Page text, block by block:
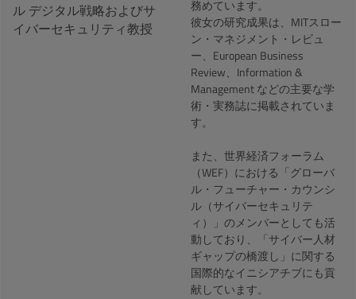
ル デジタル戦略およびサ
イバーセキュリティ教授
務めています。
彼女の研究成果は、MITスロー
ン・マネジメント・レビュ
ー、European Business
Review、Information &
Management などの主要な学
術・実務誌に掲載されていま
す。
また、世界経済フォーラム
（WEF）における「グローバ
ル・フューチャー・カウンシ
ル（サイバーセキュリテ
ィ）」のメンバーとしても活
動しており、「サイバー人材
ギャップの橋渡し」に関する
国際的なイニシアチブにも貢
献しています。